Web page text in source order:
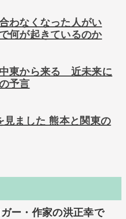
わなくなった人がい
何が起きているのか
東から来る 近未来に
予言
見ました 熊本と関東の
ー・作家の洪正幸で